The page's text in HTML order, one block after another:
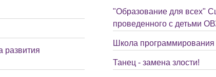
развития
"Образование для всех"
проведенного с детьми
Школа программирования
Танец - замена злости!